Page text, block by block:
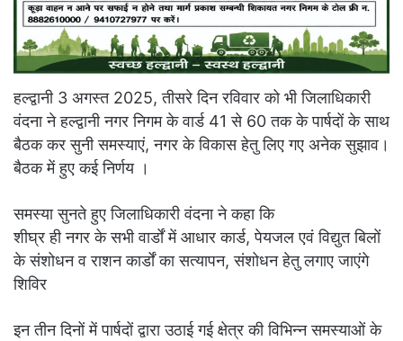
हल्द्वानी 3 अगस्त 2025, तीसरे दिन रविवार को भी जिलाधिकारी
वंदना ने हल्द्वानी नगर निगम के वार्ड 41 से 60 तक के पार्षदों के साथ
बैठक कर सुनी समस्याएं, नगर के विकास हेतु लिए गए अनेक सुझाव।
बैठक में हुए कई निर्णय ।
समस्या सुनते हुए जिलाधिकारी वंदना ने कहा कि
शीघ्र ही नगर के सभी वार्डों में आधार कार्ड, पेयजल एवं विद्युत बिलों
के संशोधन व राशन कार्डों का सत्यापन, संशोधन हेतु लगाए जाएंगे
शिविर
इन तीन दिनों में पार्षदों द्वारा उठाई गई क्षेत्र की विभिन्न समस्याओं के